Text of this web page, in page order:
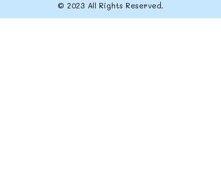
© 2023 All Rights Reserved.